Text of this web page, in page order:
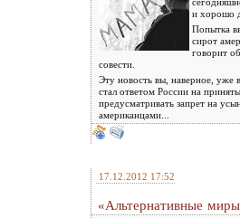
и хорошо
Попытка
сирот
говорит
совести.
Эту новость вы, наверное, уже
стал ответом России на
предусматривать запрет на
американцами...
17.12.2012 17:52
«Альтернативные